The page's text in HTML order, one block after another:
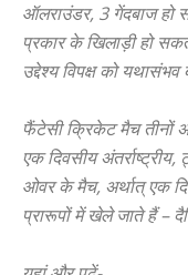
ऑलराउंडर, 3 गेंदबाज हो
प्रकार के खिलाड़ी हो
उद्देश्य विपक्ष को
फैंटेसी क्रिकेट मैच तीनों
एक दिवसीय
ओवर के मैच, अर्थात् एक
प्रारूपों में खेले जाते हैं –